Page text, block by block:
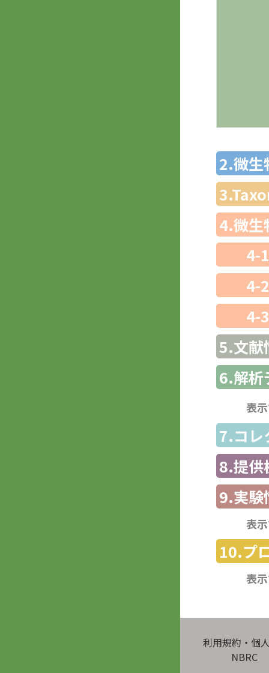
2.微生
4.微生
4-
4-
4-
5.文献
6.解析
表
7.コレ
8.提供
9.実験
表
10.プ
表
利用規約・個
NBRC